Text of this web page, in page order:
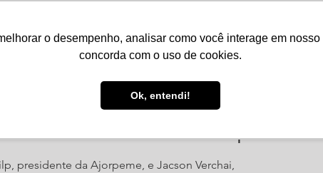
o desempenho, analisar como você interage em
concorda com o uso de cookies.
Ok, entendi!
Serviços Notícias Agenda
presidente da Ajorpeme, e Jacson Verchai,